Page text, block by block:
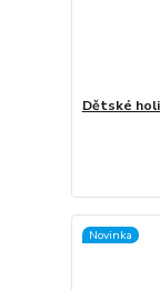
Dětské
Novinka